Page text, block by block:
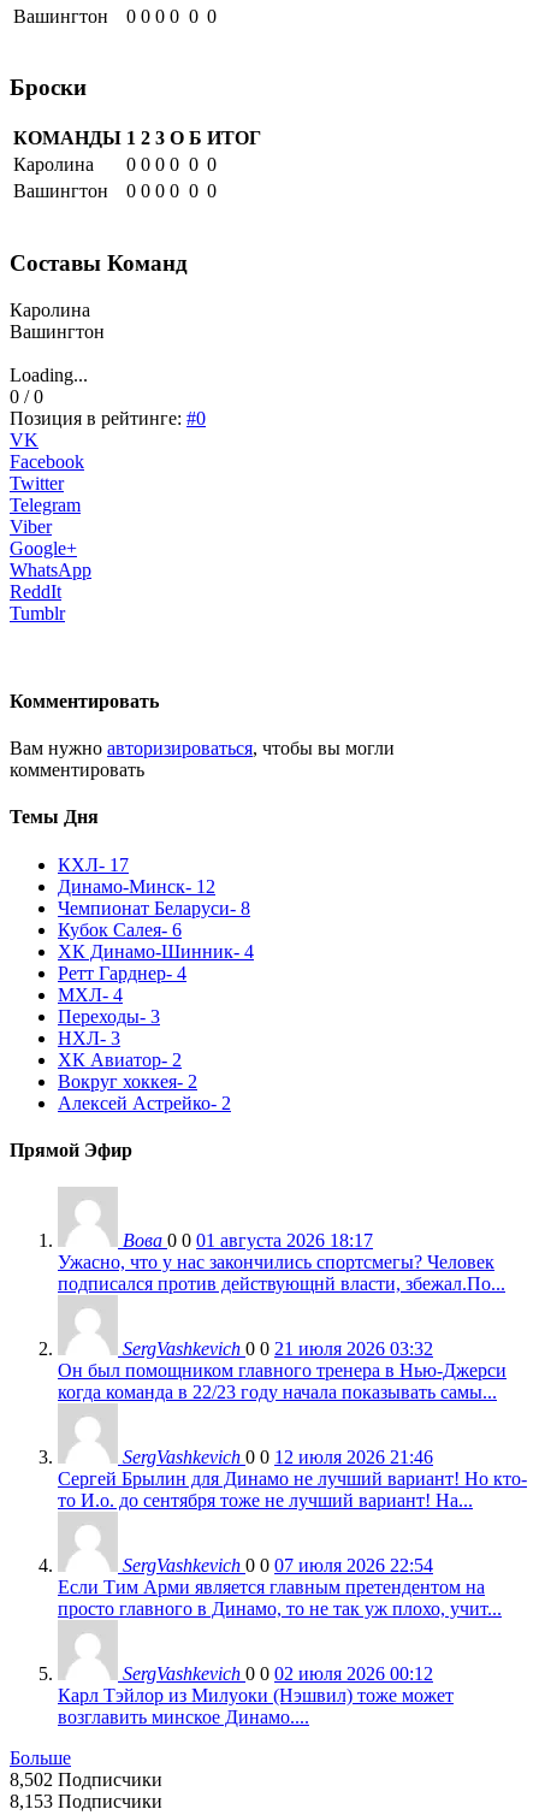
Вашингтон 0 0 0 0 0 0
Броски
КОМАНДЫ 1 2 3 О Б ИТОГ
Каролина
0 0 0 0 0 0
Вашингтон
0 0 0 0 0 0
Составы Команд
Каролина
Вашингтон
Loading...
0 / 0
Позиция в рейтинге: #0
VK
Facebook
Twitter
Telegram
Viber
Google+
WhatsApp
ReddIt
Tumblr
Комментировать
Вам нужно авторизироваться, чтобы вы могли
комментировать
Темы Дня
КХЛ- 17
Динамо-Минск- 12
Чемпионат Беларуси- 8
Кубок Салея- 6
ХК Динамо-Шинник- 4
Ретт Гарднер- 4
МХЛ- 4
Переходы- 3
НХЛ- 3
ХК Авиатор- 2
Вокруг хоккея- 2
Алексей Астрейко- 2
Прямой Эфир
Вова 0 0 01 августа 2026 18:17
Ужасно, что у нас закончились спортсмегы? Человек
подписался против действующнй власти, збежал.По...
SergVashkevich 0 0 21 июля 2026 03:32
Он был помощником главного тренера в Нью-Джерси
когда команда в 22/23 году начала показывать самы...
SergVashkevich 0 0 12 июля 2026 21:46
Сергей Брылин для Динамо не лучший вариант! Но кто-
то И.о. до сентября тоже не лучший вариант! На...
SergVashkevich 0 0 07 июля 2026 22:54
Если Тим Арми является главным претендентом на
просто главного в Динамо, то не так уж плохо, учит...
SergVashkevich 0 0 02 июля 2026 00:12
Карл Тэйлор из Милуоки (Нэшвил) тоже может
возглавить минское Динамо....
Больше
8,502 Подписчики
8,153 Подписчики